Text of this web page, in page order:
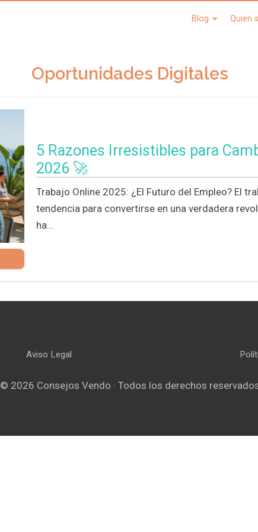
Blog Quien
Oportunidades Digitales
5 Razones Irresistibles para
2026 🚀
Trabajo Online 2025: ¿El Futuro del Empleo? El
tendencia para convertirse en una verdadera
ha…
Aviso Legal
© 2026 Consejos Vendo · Todos los derechos